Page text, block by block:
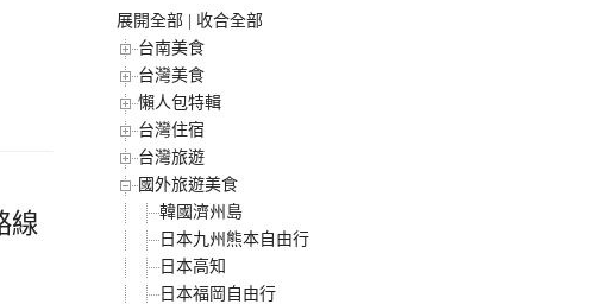
線
展開全部
收合全部
台南美食
台灣美食
懶人包特輯
台灣住宿
台灣旅遊
國外旅遊美食
韓國濟州島
日本九州熊本自由行
日本高知
日本福岡自由行